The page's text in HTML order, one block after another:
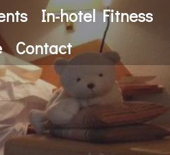
In-hotel Fitness
Contact